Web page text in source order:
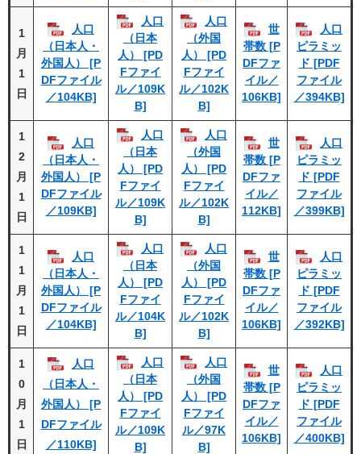
1
月
1
日
人口
（日本人・
外国人） [P
DFファイル
／104KB]
人口
（日本
人） [PD
Fファイ
ル／109K
B]
人口
（外国
人） [PD
Fファイ
ル／102K
B]
世
帯数 [P
DFファ
イル／
106KB]
人口
ピラミッ
ド [PDF
ファイル
／394KB]
1
2
月
1
日
人口
（日本人・
外国人） [P
DFファイル
／109KB]
人口
（日本
人） [PD
Fファイ
ル／109K
B]
人口
（外国
人） [PD
Fファイ
ル／102K
B]
世
帯数 [P
DFファ
イル／
112KB]
人口
ピラミッ
ド [PDF
ファイル
／399KB]
1
1
月
1
日
人口
（日本人・
外国人） [P
DFファイル
／104KB]
人口
（日本
人） [PD
Fファイ
ル／104K
B]
人口
（外国
人） [PD
Fファイ
ル／102K
B]
世
帯数 [P
DFファ
イル／
106KB]
人口
ピラミッ
ド [PDF
ファイル
／392KB]
1
0
月
1
日
人口
（日本人・
外国人） [P
DFファイル
／110KB]
人口
（日本
人） [PD
Fファイ
ル／109K
B]
人口
（外国
人） [PD
Fファイ
ル／97K
B]
世
帯数 [P
DFファ
イル／
106KB]
人口
ピラミッ
ド [PDF
ファイル
／400KB]